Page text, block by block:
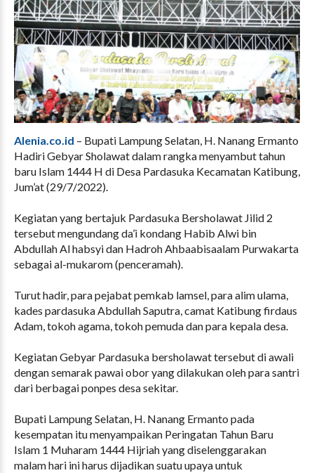
Alenia.co.id – Bupati Lampung Selatan, H. Nanang Ermanto
Hadiri Gebyar Sholawat dalam rangka menyambut tahun
baru Islam 1444 H di Desa Pardasuka Kecamatan Katibung,
Jum’at (29/7/2022).
Kegiatan yang bertajuk Pardasuka Bersholawat Jilid 2
tersebut mengundang da’i kondang Habib Alwi bin
Abdullah Al habsyi dan Hadroh Ahbaabisaalam Purwakarta
sebagai al-mukarom (penceramah).
Turut hadir, para pejabat pemkab lamsel, para alim ulama,
kades pardasuka Abdullah Saputra, camat Katibung firdaus
Adam, tokoh agama, tokoh pemuda dan para kepala desa.
Kegiatan Gebyar Pardasuka bersholawat tersebut di awali
dengan semarak pawai obor yang dilakukan oleh para santri
dari berbagai ponpes desa sekitar.
Bupati Lampung Selatan, H. Nanang Ermanto pada
kesempatan itu menyampaikan Peringatan Tahun Baru
Islam 1 Muharam 1444 Hijriah yang diselenggarakan
malam hari ini harus dijadikan suatu upaya untuk